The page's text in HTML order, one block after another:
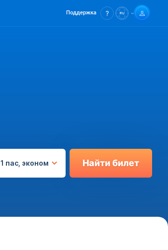
Поддержка
1 пас, эконом Найти билет